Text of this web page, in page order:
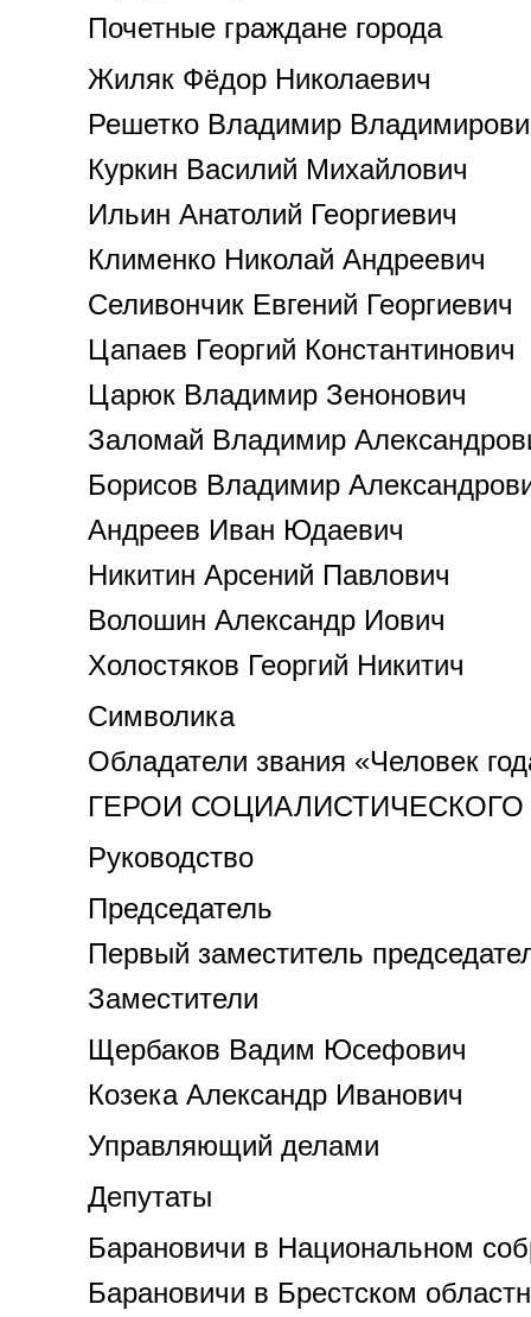
Почетные граждане города
Жиляк Фёдор Николаевич
Решетко Владимир
Куркин Василий Михайлович
Ильин Анатолий Георгиевич
Клименко Николай Андреевич
Селивончик Евгений Георгиевич
Цапаев Георгий Константинович
Царюк Владимир Зенонович
Заломай Владимир
Борисов Владимир
Андреев Иван Юдаевич
Никитин Арсений Павлович
Волошин Александр Иович
Холостяков Георгий Никитич
Символика
Обладатели звания «Человек
ГЕРОИ
Руководство
Председатель
Первый заместитель
Заместители
Щербаков Вадим Юсефович
Козека Александр Иванович
Управляющий делами
Депутаты
Барановичи в Национальном
Барановичи в Брестском